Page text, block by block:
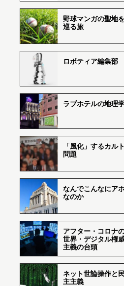
野球マンガの聖地
巡る旅
ロボティア編集部
ラブホテルの地理
「風化」するカルト
問題
なんでこんなにア
なのか
アフター・コロナ
世界・デジタル権
主義の台頭
ネット世論操作と
主主義